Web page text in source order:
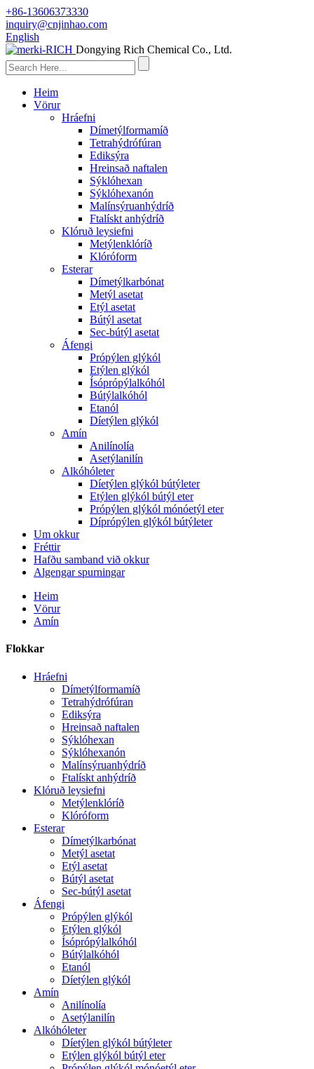
+86-13606373330
inquiry@cnjinhao.com
English
Dongying Rich Chemical Co., Ltd.
Heim
Vörur
Hráefni
Dímetýlformamíð
Tetrahýdrófúran
Ediksýra
Hreinsað naftalen
Sýklóhexan
Sýklóhexanón
Malínsýruanhýdríð
Ftalískt anhýdríð
Klóruð leysiefni
Metýlenklóríð
Klóróform
Esterar
Dímetýlkarbónat
Metýl asetat
Etýl asetat
Bútýl asetat
Sec-bútýl asetat
Áfengi
Própýlen glýkól
Etýlen glýkól
Ísóprópýlalkóhól
Bútýlalkóhól
Etanól
Díetýlen glýkól
Amín
Anilínolía
Asetýlanilín
Alkóhóleter
Díetýlen glýkól bútýleter
Etýlen glýkól bútýl eter
Própýlen glýkól mónóetýl eter
Díprópýlen glýkól bútýleter
Um okkur
Fréttir
Hafðu samband við okkur
Algengar spurningar
Heim
Vörur
Amín
Flokkar
Hráefni
Dímetýlformamíð
Tetrahýdrófúran
Ediksýra
Hreinsað naftalen
Sýklóhexan
Sýklóhexanón
Malínsýruanhýdríð
Ftalískt anhýdríð
Klóruð leysiefni
Metýlenklóríð
Klóróform
Esterar
Dímetýlkarbónat
Metýl asetat
Etýl asetat
Bútýl asetat
Sec-bútýl asetat
Áfengi
Própýlen glýkól
Etýlen glýkól
Ísóprópýlalkóhól
Bútýlalkóhól
Etanól
Díetýlen glýkól
Amín
Anilínolía
Asetýlanilín
Alkóhóleter
Díetýlen glýkól bútýleter
Etýlen glýkól bútýl eter